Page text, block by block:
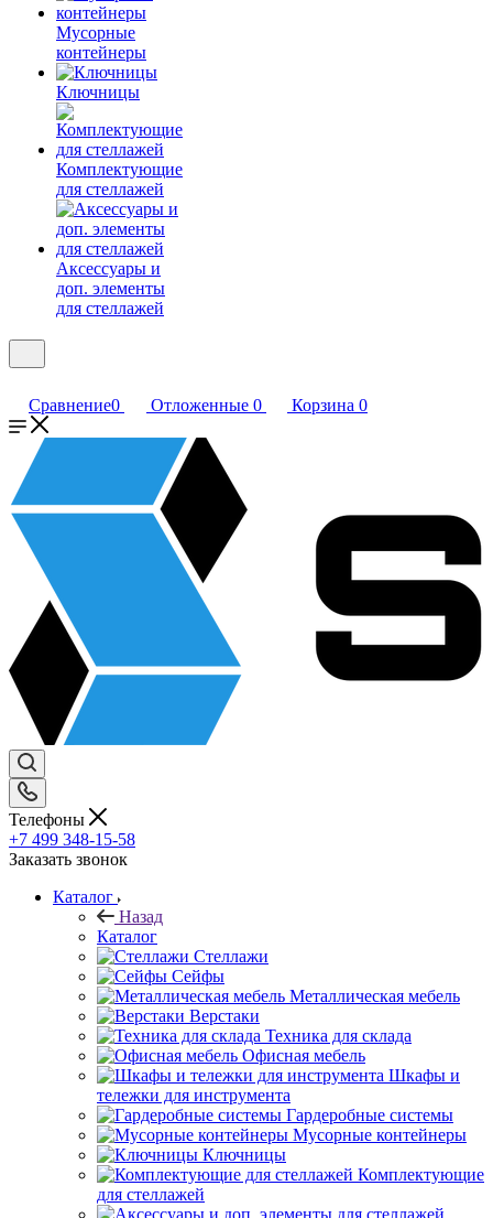
Мусорные
контейнеры
Ключницы
Комплектующие
для стеллажей
Аксессуары и
доп. элементы
для стеллажей
Сравнение0 Отложенные 0 Корзина 0
Телефоны
+7 499 348-15-58
Заказать звонок
Каталог
Назад
Каталог
Стеллажи
Сейфы
Металлическая мебель
Верстаки
Техника для склада
Офисная мебель
Шкафы и
тележки для инструмента
Гардеробные системы
Мусорные контейнеры
Ключницы
Комплектующие
для стеллажей